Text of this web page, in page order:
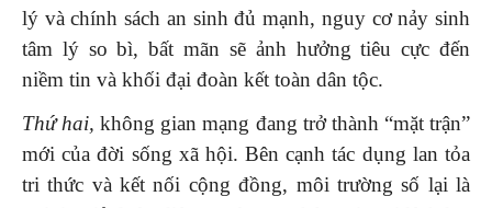
lý và chính sách an sinh đủ mạnh, nguy cơ nảy sinh
tâm lý so bì, bất mãn sẽ ảnh hưởng tiêu cực đến
niềm tin và khối đại đoàn kết toàn dân tộc.
Thứ hai, không gian mạng đang trở thành “mặt trận”
mới của đời sống xã hội. Bên cạnh tác dụng lan tỏa
tri thức và kết nối cộng đồng, môi trường số lại là